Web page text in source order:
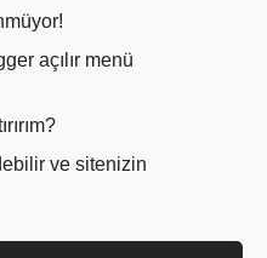
açılır menü
ve sitenizin